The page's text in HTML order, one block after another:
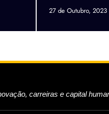
27 de Outubro, 2023
carreiras e capital